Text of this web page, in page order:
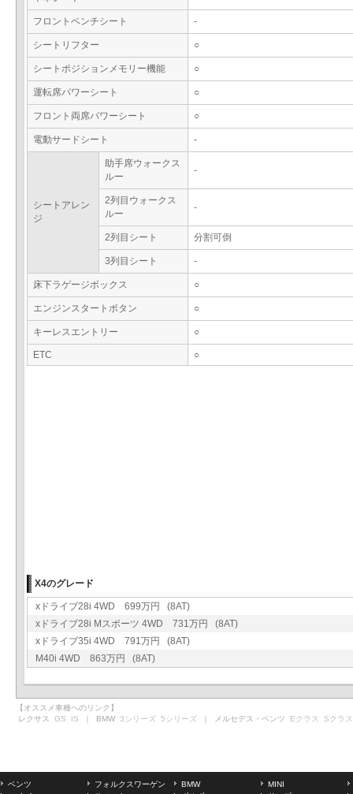
フロントベンチシート -
シートリフター ○
シートポジションメモリー機能 ○
運転席パワーシート ○
フロント両席パワーシート ○
電動サードシート -
シートアレン
ジ
助手席ウォークス
ルー
-
2列目ウォークス
ルー
-
2列目シート 分割可倒
3列目シート -
床下ラゲージボックス ○
エンジンスタートボタン ○
キーレスエントリー ○
ETC ○
X4のグレード
xドライブ28i 4WD 699万円 (8AT)
xドライブ28i Mスポーツ 4WD 731万円 (8AT)
xドライブ35i 4WD 791万円 (8AT)
M40i 4WD 863万円 (8AT)
【オススメ車種へのリンク】
レクサス GS IS ｜ BMW 3シリーズ 5シリーズ ｜ メルセデス・ベンツ Eクラス Sクラス
ベンツ フォルクスワーゲン BMW
MINI